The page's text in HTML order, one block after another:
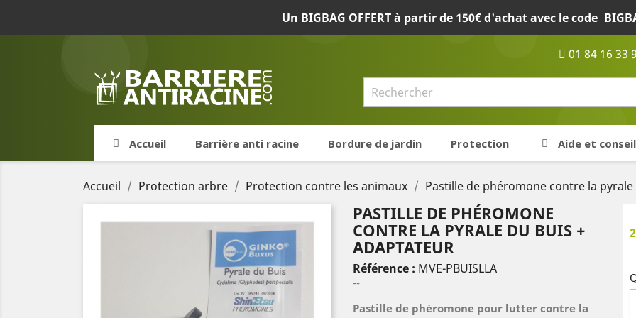
Un BIGBAG OFFERT à partir de 150€ d'achat avec le code
01 84 16 33
Accueil Barrière anti racine Bordure de jardin Protection Aide et conseil
Accueil Protection arbre Protection contre les animaux Pastille de phéromone contre la
PASTILLE DE PHÉROMONE
CONTRE LA PYRALE DU BUIS +
ADAPTATEUR
Référence : MVE-PBUISLLA
--
Pastille de phéromone pour lutter contre la